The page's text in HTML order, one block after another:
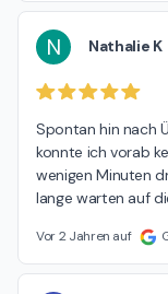
N Nathalie K
Spontan hin nach
konnte ich vorab
wenigen Minuten
lange warten auf
Vor 2 Jahren auf